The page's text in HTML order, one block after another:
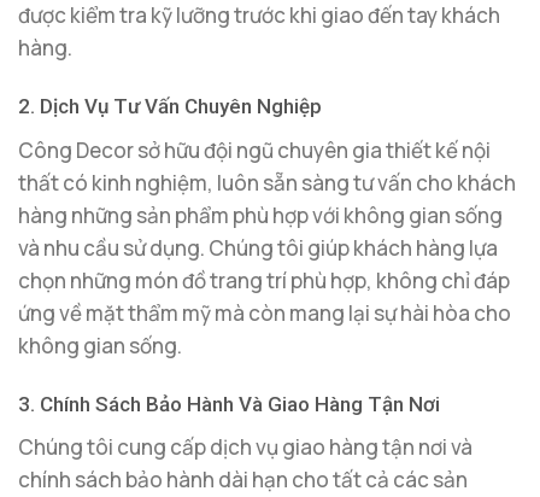
được kiểm tra kỹ lưỡng trước khi giao đến tay khách
hàng.
2. Dịch Vụ Tư Vấn Chuyên Nghiệp
Công Decor sở hữu đội ngũ chuyên gia thiết kế nội
thất có kinh nghiệm, luôn sẵn sàng tư vấn cho khách
hàng những sản phẩm phù hợp với không gian sống
và nhu cầu sử dụng. Chúng tôi giúp khách hàng lựa
chọn những món đồ trang trí phù hợp, không chỉ đáp
ứng về mặt thẩm mỹ mà còn mang lại sự hài hòa cho
không gian sống.
3. Chính Sách Bảo Hành Và Giao Hàng Tận Nơi
Chúng tôi cung cấp dịch vụ giao hàng tận nơi và
chính sách bảo hành dài hạn cho tất cả các sản